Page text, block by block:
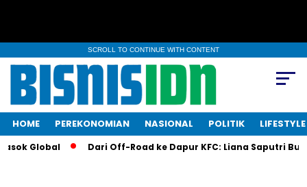
SCROLL TO CONTINUE WITH CONTENT
HOME PEREKONOMIAN NASIONAL POLITIK LIFESTYLE
Dari Off-Road ke Dapur KFC: Liana Saputri Buat